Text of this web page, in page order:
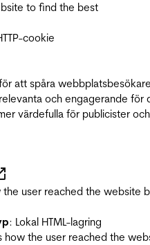
to find the best
cookie
att spåra
och engagerande för
värdefulla för publicister och
the user reached the website
: Lokal HTML-lagring
how the user reached the